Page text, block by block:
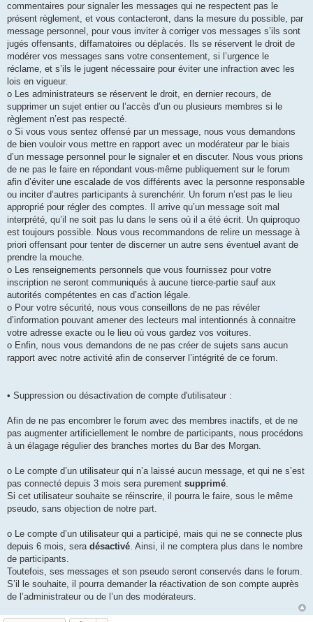
commentaires pour signaler les messages qui ne respectent pas le
présent règlement, et vous contacteront, dans la mesure du possible, par
message personnel, pour vous inviter à corriger vos messages s’ils sont
jugés offensants, diffamatoires ou déplacés. Ils se réservent le droit de
modérer vos messages sans votre consentement, si l’urgence le
réclame, et s’ils le jugent nécessaire pour éviter une infraction avec les
lois en vigueur.
o Les administrateurs se réservent le droit, en dernier recours, de
supprimer un sujet entier ou l’accès d’un ou plusieurs membres si le
règlement n’est pas respecté.
o Si vous vous sentez offensé par un message, nous vous demandons
de bien vouloir vous mettre en rapport avec un modérateur par le biais
d’un message personnel pour le signaler et en discuter. Nous vous prions
de ne pas le faire en répondant vous-même publiquement sur le forum
afin d’éviter une escalade de vos différents avec la personne responsable
ou inciter d’autres participants à surenchérir. Un forum n’est pas le lieu
approprié pour régler des comptes. Il arrive qu’un message soit mal
interprété, qu’il ne soit pas lu dans le sens où il a été écrit. Un quiproquo
est toujours possible. Nous vous recommandons de relire un message à
priori offensant pour tenter de discerner un autre sens éventuel avant de
prendre la mouche.
o Les renseignements personnels que vous fournissez pour votre
inscription ne seront communiqués à aucune tierce-partie sauf aux
autorités compétentes en cas d’action légale.
o Pour votre sécurité, nous vous conseillons de ne pas révéler
d’information pouvant amener des lecteurs mal intentionnés à connaitre
votre adresse exacte ou le lieu où vous gardez vos voitures.
o Enfin, nous vous demandons de ne pas créer de sujets sans aucun
rapport avec notre activité afin de conserver l’intégrité de ce forum.
• Suppression ou désactivation de compte d'utilisateur :
Afin de ne pas encombrer le forum avec des membres inactifs, et de ne
pas augmenter artificiellement le nombre de participants, nous procédons
à un élagage régulier des branches mortes du Bar des Morgan.
o Le compte d’un utilisateur qui n’a laissé aucun message, et qui ne s’est
pas connecté depuis 3 mois sera purement supprimé.
Si cet utilisateur souhaite se réinscrire, il pourra le faire, sous le même
pseudo, sans objection de notre part.
o Le compte d’un utilisateur qui a participé, mais qui ne se connecte plus
depuis 6 mois, sera désactivé. Ainsi, il ne comptera plus dans le nombre
de participants.
Toutefois, ses messages et son pseudo seront conservés dans le forum.
S’il le souhaite, il pourra demander la réactivation de son compte auprès
de l’administrateur ou de l’un des modérateurs.